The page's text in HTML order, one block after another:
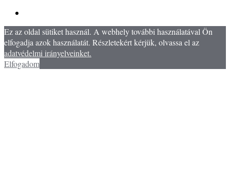
Ez az oldal sütiket használ. A webhely további használatával Ön
elfogadja azok használatát. Részletekért kérjük, olvassa el az
adatvédelmi irányelveinket.
Elfogadom